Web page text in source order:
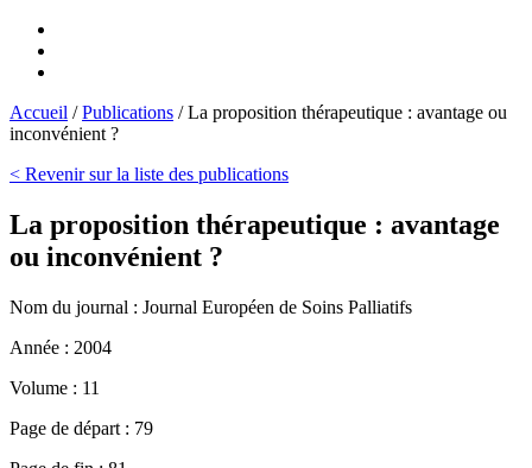
Accueil /Publications /La proposition thérapeutique : avantage ou
inconvénient ?
< Revenir sur la liste des publications
La proposition thérapeutique : avantage
ou inconvénient ?
Nom du journal : Journal Européen de Soins Palliatifs
Année : 2004
Volume : 11
Page de départ : 79